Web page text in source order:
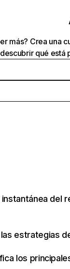
más? Crea una
qué está
instantánea del
las estrategias
los